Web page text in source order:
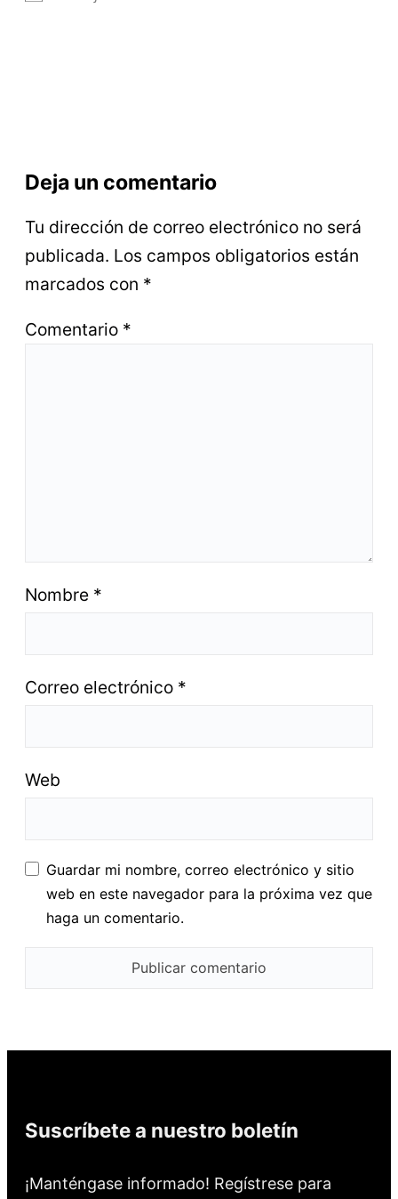
Deja un comentario
Tu dirección de correo electrónico no será
publicada. Los campos obligatorios están
marcados con *
Comentario *
Nombre *
Correo electrónico *
Web
Guardar mi nombre, correo electrónico y sitio
web en este navegador para la próxima vez que
haga un comentario.
Suscríbete a nuestro boletín
¡Manténgase informado! Regístrese para